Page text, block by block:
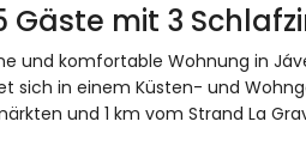
Gäste mit 3
und komfortable Wohnung in
sich in einem Küsten- und
und 1 km vom Strand La